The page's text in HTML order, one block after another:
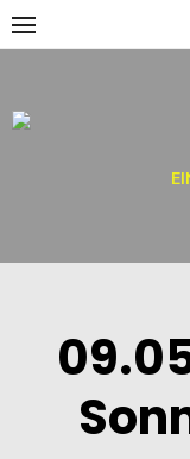
Skip
to